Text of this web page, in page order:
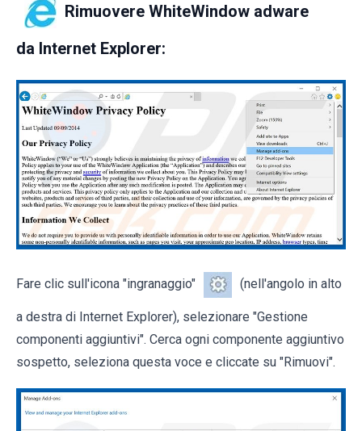
Rimuovere WhiteWindow adware
da Internet Explorer:
Fare clic sull'icona "ingranaggio" (nell'angolo in alto
a destra di Internet Explorer), selezionare "Gestione
componenti aggiuntivi". Cerca ogni componente aggiuntivo
sospetto, seleziona questa voce e cliccate su "Rimuovi".